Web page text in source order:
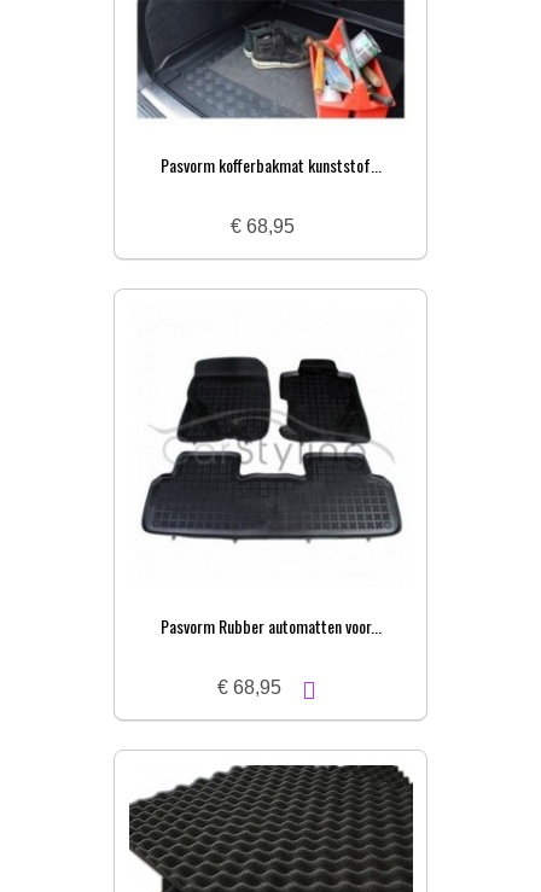
Pasvorm kofferbakmat kunststof...
€ 68,95
Pasvorm Rubber automatten voor...
€ 68,95